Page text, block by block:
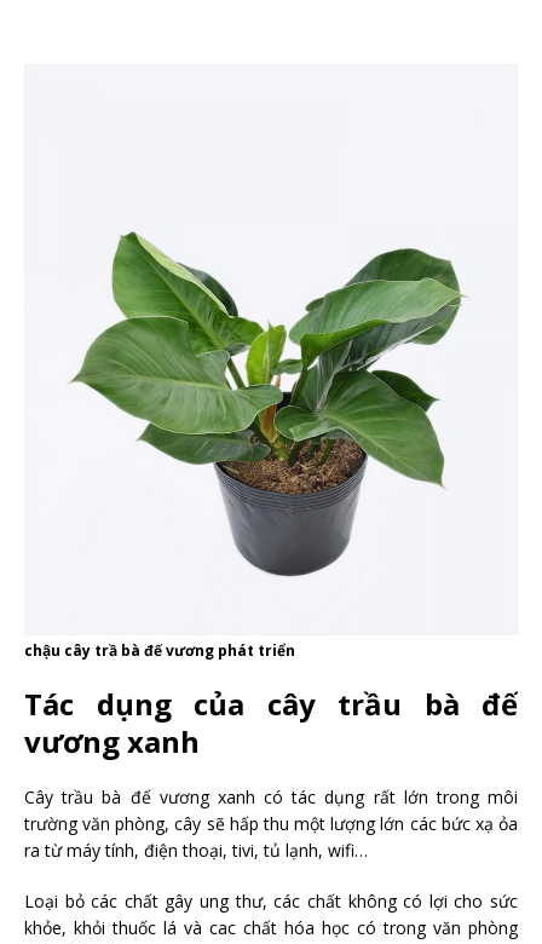
chậu cây trầ bà đế vương phát triển
Tác dụng của cây trầu bà đế
vương xanh
Cây trầu bà đế vương xanh có tác dụng rất lớn trong môi
trường văn phòng, cây sẽ hấp thu một lượng lớn các bức xạ ỏa
ra từ máy tính, điện thoại, tivi, tủ lạnh, wifi…
Loại bỏ các chất gây ung thư, các chất không có lợi cho sức
khỏe, khỏi thuốc lá và cac chất hóa học có trong văn phòng